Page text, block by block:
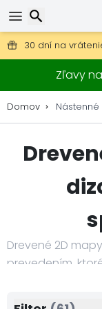
Poštovné
30 dní na
Originálny
Zľavy
Domov
Drevené 2D
prevedením,
vysokú úroveň
Hľadať